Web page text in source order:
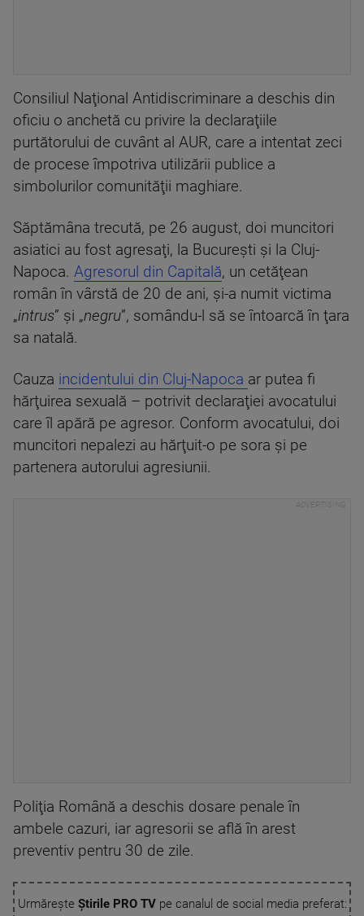
Consiliul Naţional Antidiscriminare a deschis din
oficiu o anchetă cu privire la declaraţiile
purtătorului de cuvânt al AUR, care a intentat zeci
de procese împotriva utilizării publice a
simbolurilor comunităţii maghiare.
Săptămâna trecută, pe 26 august, doi muncitori
asiatici au fost agresaţi, la Bucureşti şi la Cluj-
Napoca. Agresorul din Capitală, un cetăţean
român în vârstă de 20 de ani, şi-a numit victima
„intrus” şi „negru”, somându-l să se întoarcă în ţara
sa natală.
Cauza incidentului din Cluj-Napoca ar putea fi
hărţuirea sexuală – potrivit declaraţiei avocatului
care îl apără pe agresor. Conform avocatului, doi
muncitori nepalezi au hărţuit-o pe sora şi pe
partenera autorului agresiunii.
Poliţia Română a deschis dosare penale în
ambele cazuri, iar agresorii se află în arest
preventiv pentru 30 de zile.
Urmărește Știrile PRO TVpe canalul de social media preferat: